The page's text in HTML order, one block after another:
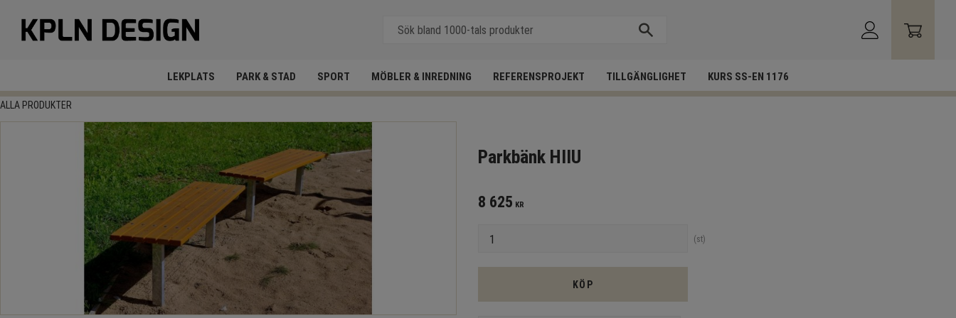
LEKPLATS PARK & STAD SPORT MÖBLER & INREDNING REFERENSPROJEKT TILLGÄNGLIGHET KURS SS-EN 1176
ALLA PRODUKTER
Parkbänk HIIU
8 625 KR
st
KÖP